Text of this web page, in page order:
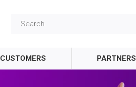
CUSTOMERS PARTNERS